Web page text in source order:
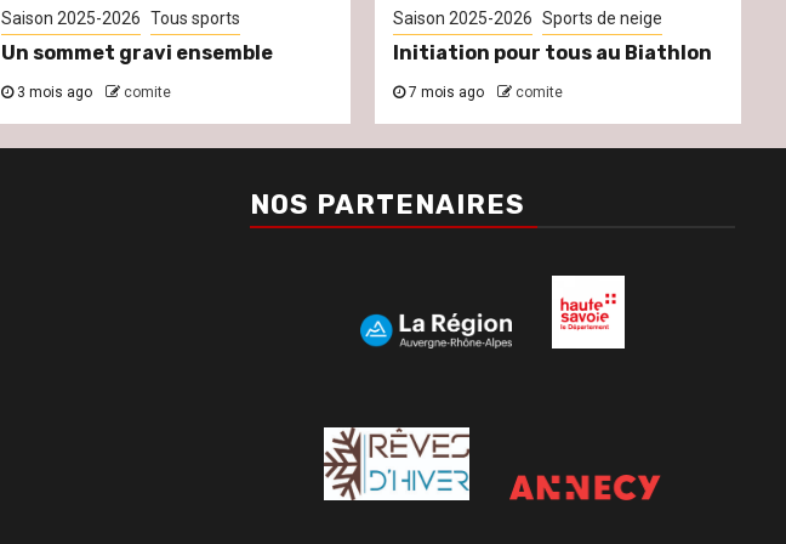
Saison 2025-2026 Tous sports
Un sommet gravi ensemble
3 mois ago comite
Saison 2025-2026 Sports de neige
Initiation pour tous au Biathlon
7 mois ago comite
NOS PARTENAIRES